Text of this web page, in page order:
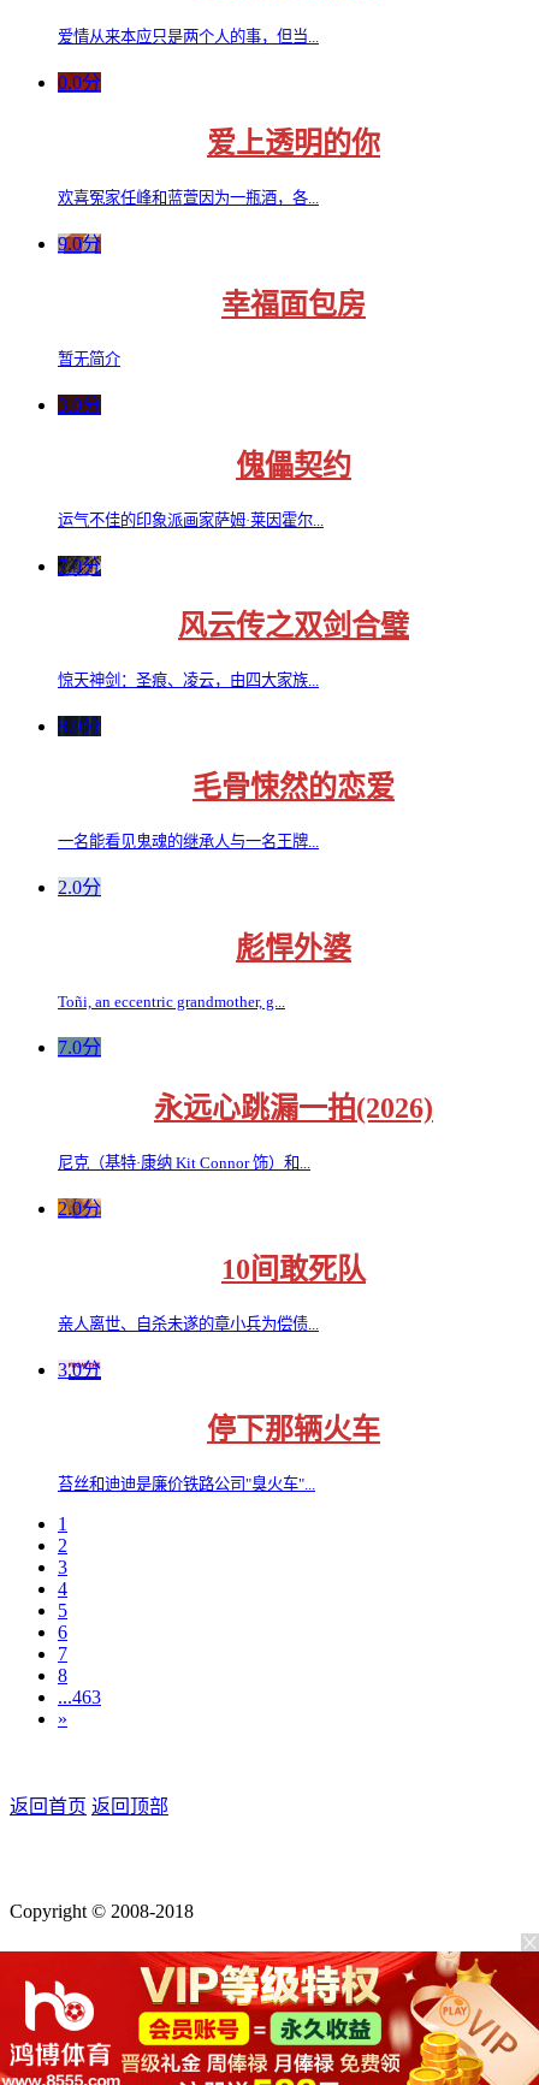
爱情从来本应只是两个人的事，但当...
0.0分
爱上透明的你
欢喜冤家任峰和蓝萱因为一瓶酒，各...
9.0分
幸福面包房
暂无简介
3.0分
傀儡契约
运气不佳的印象派画家萨姆·莱因霍尔...
7.0分
风云传之双剑合璧
惊天神剑：圣痕、凌云，由四大家族...
8.0分
毛骨悚然的恋爱
一名能看见鬼魂的继承人与一名王牌...
2.0分
彪悍外婆
Toñi, an eccentric grandmother, g...
7.0分
永远心跳漏一拍(2026)
尼克（基特·康纳 Kit Connor 饰）和...
2.0分
10间敢死队
亲人离世、自杀未遂的章小兵为偿债...
3.0分
停下那辆火车
苔丝和迪迪是廉价铁路公司"臭火车"...
1
2
3
4
5
6
7
8
...463
»
返回首页 返回顶部
Copyright © 2008-2018